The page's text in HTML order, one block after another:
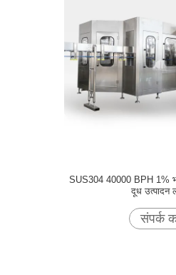
SUS304 40000 BPH 1%
दूध उत्पादन
संपर्क